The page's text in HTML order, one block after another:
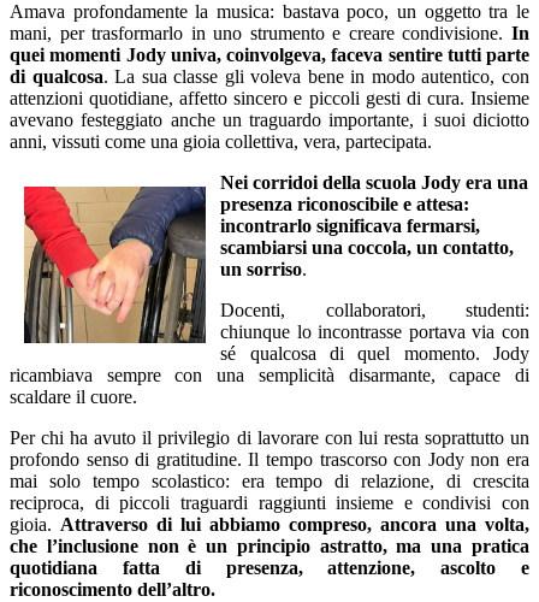
Amava profondamente la musica: bastava poco, un oggetto tra le
mani, per trasformarlo in uno strumento e creare condivisione. In
quei momenti Jody univa, coinvolgeva, faceva sentire tutti parte
di qualcosa. La sua classe gli voleva bene in modo autentico, con
attenzioni quotidiane, affetto sincero e piccoli gesti di cura. Insieme
avevano festeggiato anche un traguardo importante, i suoi diciotto
anni, vissuti come una gioia collettiva, vera, partecipata.
Nei corridoi della scuola Jody era una
presenza riconoscibile e attesa:
incontrarlo significava fermarsi,
scambiarsi una coccola, un contatto,
un sorriso.
Docenti, collaboratori, studenti:
chiunque lo incontrasse portava via con
sé qualcosa di quel momento. Jody
ricambiava sempre con una semplicità disarmante, capace di
scaldare il cuore.
Per chi ha avuto il privilegio di lavorare con lui resta soprattutto un
profondo senso di gratitudine. Il tempo trascorso con Jody non era
mai solo tempo scolastico: era tempo di relazione, di crescita
reciproca, di piccoli traguardi raggiunti insieme e condivisi con
gioia. Attraverso di lui abbiamo compreso, ancora una volta,
che l’inclusione non è un principio astratto, ma una pratica
quotidiana fatta di presenza, attenzione, ascolto e
riconoscimento dell’altro.